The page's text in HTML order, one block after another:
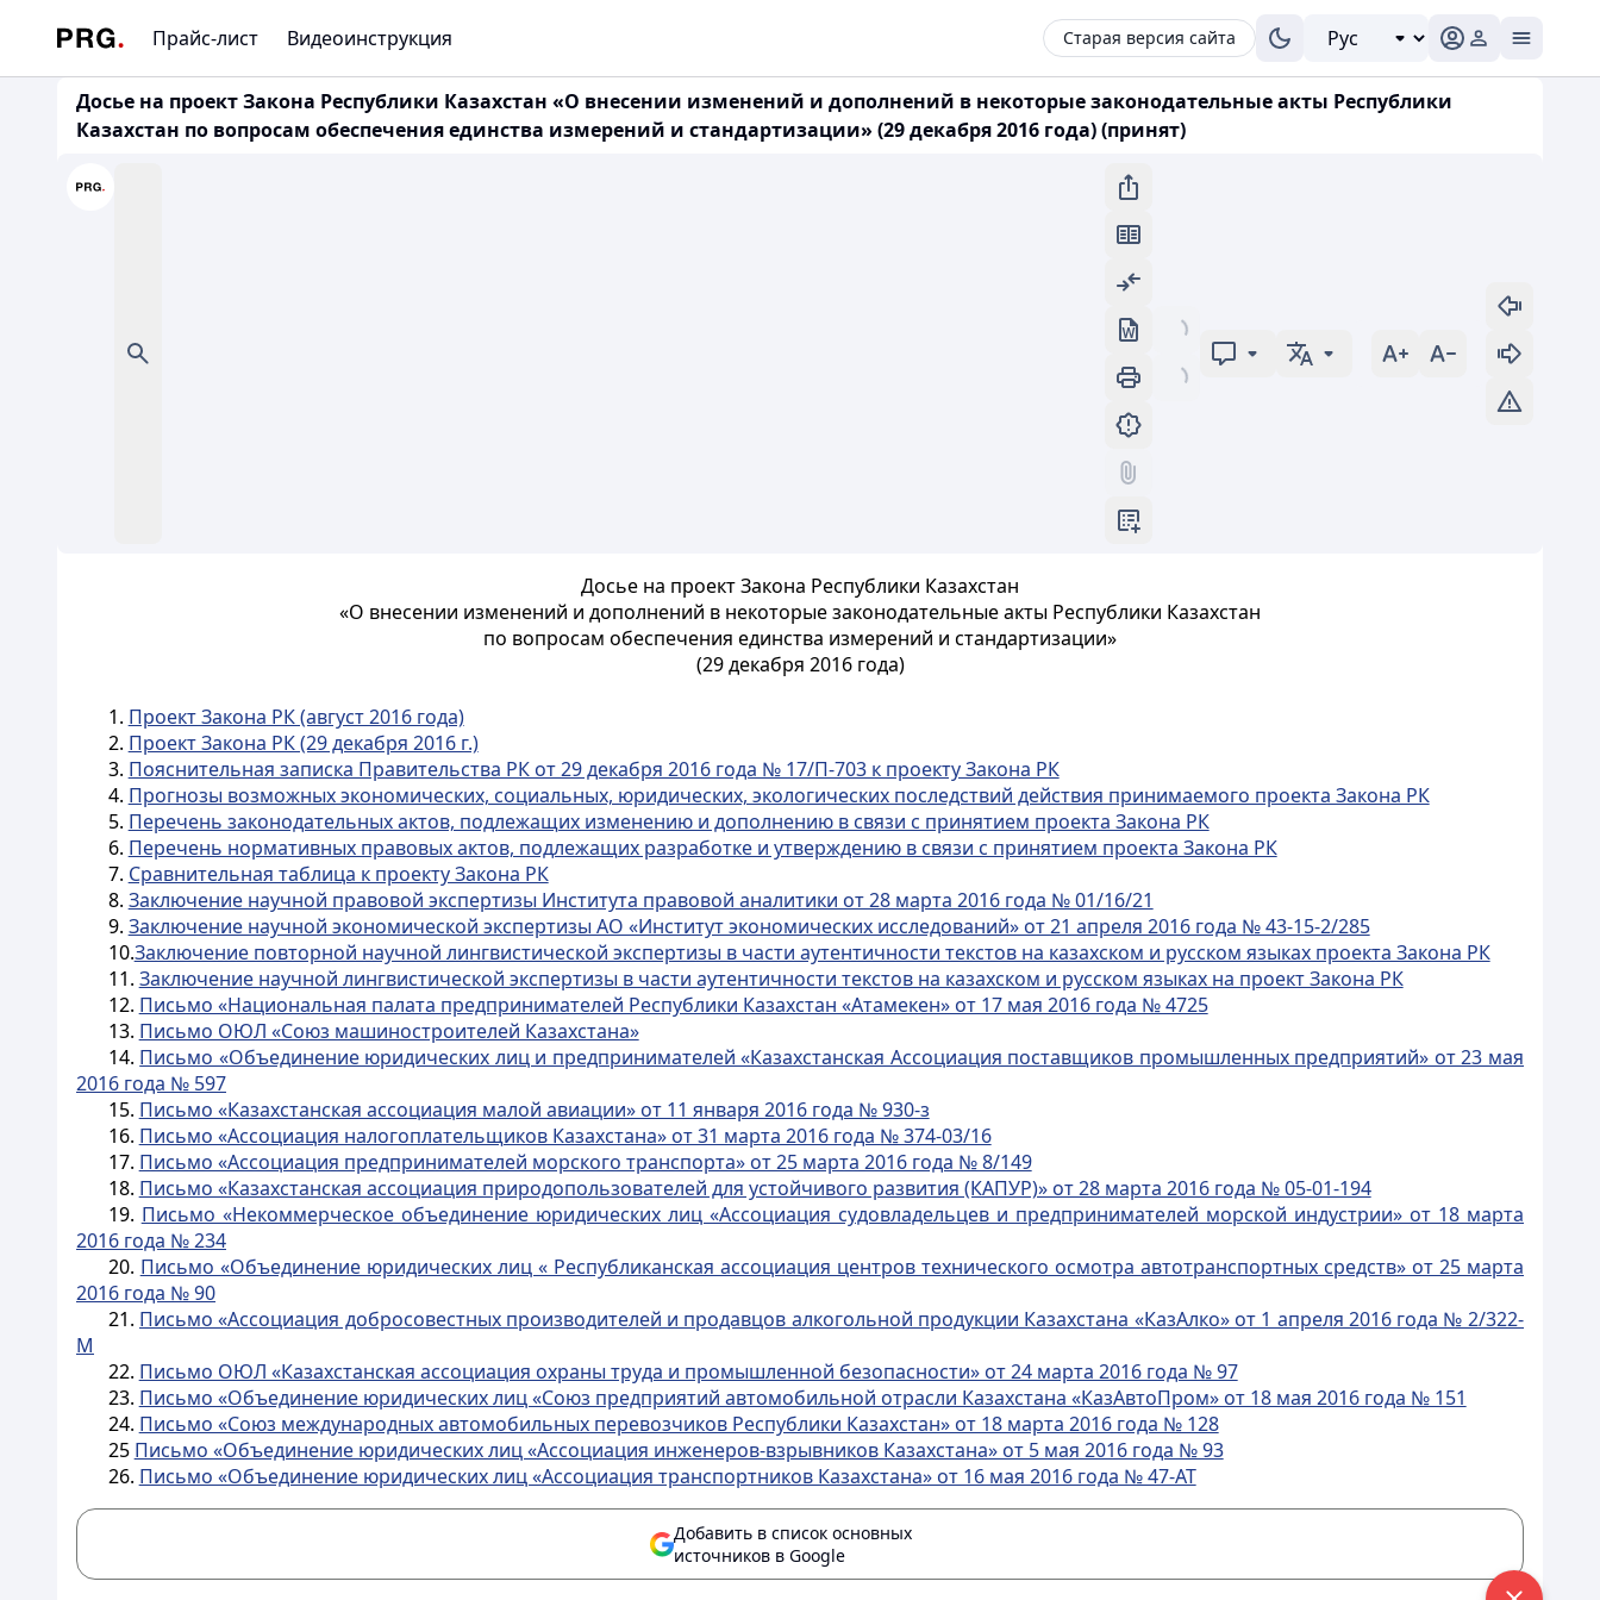
Прайс-лист Видеоинструкция Старая версия сайта
Досье на проект Закона Республики Казахстан «О внесении изменений и дополнений в некоторые законодательные акты Республики
Казахстан по вопросам обеспечения единства измерений и стандартизации» (29 декабря 2016 года) (принят)
Досье на проект Закона Республики Казахстан
«О внесении изменений и дополнений в некоторые законодательные акты Республики Казахстан
по вопросам обеспечения единства измерений и стандартизации»
(29 декабря 2016 года)
1. Проект Закона РК (август 2016 года)
2. Проект Закона РК (29 декабря 2016 г.)
3. Пояснительная записка Правительства РК от 29 декабря 2016 года № 17/П-703 к проекту Закона РК
4. Прогнозы возможных экономических, социальных, юридических, экологических последствий действия принимаемого проекта Закона РК
5. Перечень законодательных актов, подлежащих изменению и дополнению в связи с принятием проекта Закона РК
6. Перечень нормативных правовых актов, подлежащих разработке и утверждению в связи с принятием проекта Закона РК
7. Сравнительная таблица к проекту Закона РК
8. Заключение научной правовой экспертизы Института правовой аналитики от 28 марта 2016 года № 01/16/21
9. Заключение научной экономической экспертизы АО «Институт экономических исследований» от 21 апреля 2016 года № 43-15-2/285
10.Заключение повторной научной лингвистической экспертизы в части аутентичности текстов на казахском и русском языках проекта Закона РК
11. Заключение научной лингвистической экспертизы в части аутентичности текстов на казахском и русском языках на проект Закона РК
12. Письмо «Национальная палата предпринимателей Республики Казахстан «Атамекен» от 17 мая 2016 года № 4725
13. Письмо ОЮЛ «Союз машиностроителей Казахстана»
14. Письмо «Объединение юридических лиц и предпринимателей «Казахстанская Ассоциация поставщиков промышленных предприятий» от 23 мая
2016 года № 597
15. Письмо «Казахстанская ассоциация малой авиации» от 11 января 2016 года № 930-з
16. Письмо «Ассоциация налогоплательщиков Казахстана» от 31 марта 2016 года № 374-03/16
17. Письмо «Ассоциация предпринимателей морского транспорта» от 25 марта 2016 года № 8/149
18. Письмо «Казахстанская ассоциация природопользователей для устойчивого развития (КАПУР)» от 28 марта 2016 года № 05-01-194
19. Письмо «Некоммерческое объединение юридических лиц «Ассоциация судовладельцев и предпринимателей морской индустрии» от 18 марта
2016 года № 234
20. Письмо «Объединение юридических лиц « Республиканская ассоциация центров технического осмотра автотранспортных средств» от 25 марта
2016 года № 90
21. Письмо «Ассоциация добросовестных производителей и продавцов алкогольной продукции Казахстана «КазАлко» от 1 апреля 2016 года № 2/322-
М
22. Письмо ОЮЛ «Казахстанская ассоциация охраны труда и промышленной безопасности» от 24 марта 2016 года № 97
23. Письмо «Объединение юридических лиц «Союз предприятий автомобильной отрасли Казахстана «КазАвтоПром» от 18 мая 2016 года № 151
24. Письмо «Союз международных автомобильных перевозчиков Республики Казахстан» от 18 марта 2016 года № 128
25 Письмо «Объединение юридических лиц «Ассоциация инженеров-взрывников Казахстана» от 5 мая 2016 года № 93
26. Письмо «Объединение юридических лиц «Ассоциация транспортников Казахстана» от 16 мая 2016 года № 47-АТ
Добавить в список основных
источников в Google